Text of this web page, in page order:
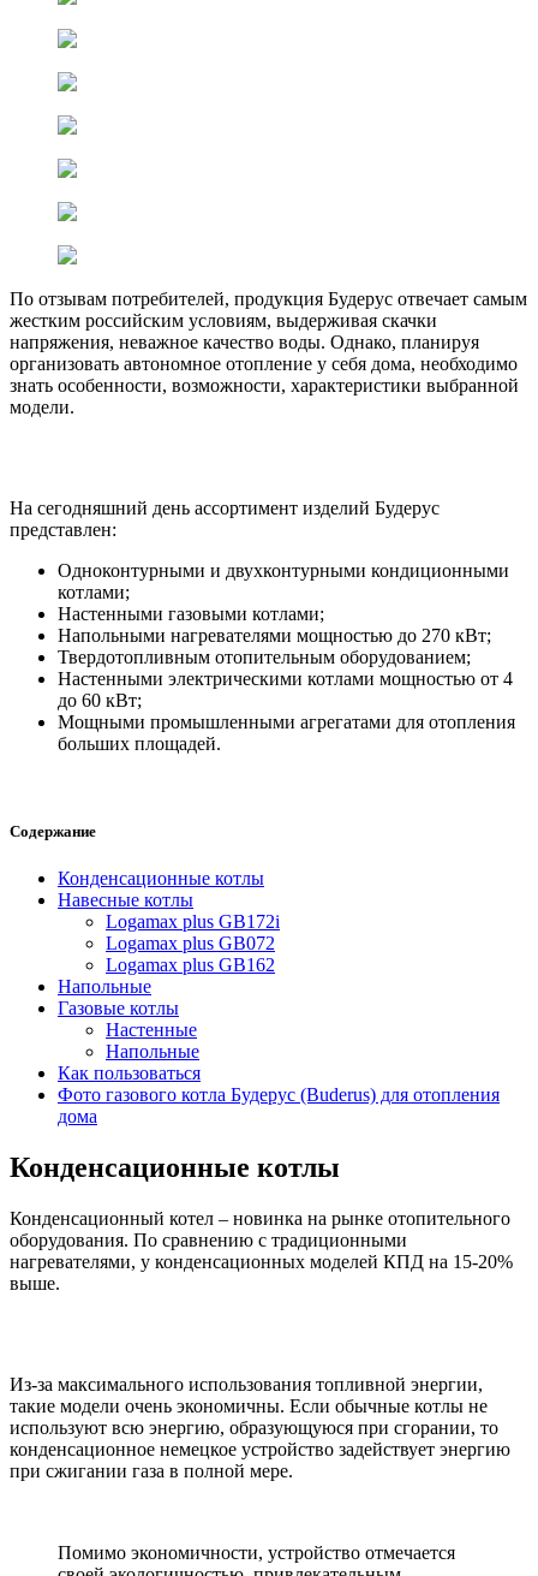
По отзывам потребителей, продукция Будерус отвечает самым
жестким российским условиям, выдерживая скачки
напряжения, неважное качество воды. Однако, планируя
организовать автономное отопление у себя дома, необходимо
знать особенности, возможности, характеристики выбранной
модели.
На сегодняшний день ассортимент изделий Будерус
представлен:
Одноконтурными и двухконтурными кондиционными
котлами;
Настенными газовыми котлами;
Напольными нагревателями мощностью до 270 кВт;
Твердотопливным отопительным оборудованием;
Настенными электрическими котлами мощностью от 4
до 60 кВт;
Мощными промышленными агрегатами для отопления
больших площадей.
Содержание
Конденсационные котлы
Навесные котлы
Logamax plus GB172i
Logamax plus GB072
Logamax plus GB162
Напольные
Газовые котлы
Настенные
Напольные
Как пользоваться
Фото газового котла Будерус (Buderus) для отопления
дома
Конденсационные котлы
Конденсационный котел – новинка на рынке отопительного
оборудования. По сравнению с традиционными
нагревателями, у конденсационных моделей КПД на 15-20%
выше.
Из-за максимального использования топливной энергии,
такие модели очень экономичны. Если обычные котлы не
используют всю энергию, образующуюся при сгорании, то
конденсационное немецкое устройство задействует энергию
при сжигании газа в полной мере.
Помимо экономичности, устройство отмечается